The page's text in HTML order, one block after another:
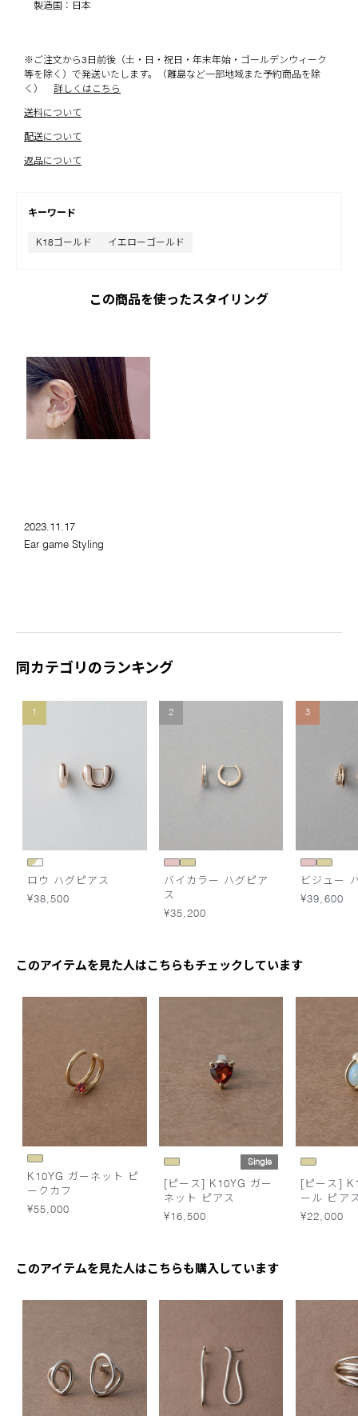
製造国：日本
※ご注文から3日前後（土・日・祝日・年末年始・ゴールデンウィーク
等を除く）で発送いたします。（離島など一部地域また予約商品を除
く）
詳しくはこちら
送料について
配送について
返品について
キーワード
K18ゴールド イエローゴールド
この商品を使ったスタイリング
2023.11.17
Ear game Styling
同カテゴリのランキング
1
ロウ ハグピアス
¥38,500
2
バイカラー ハグピア
ス
¥35,200
3
ビジュー
¥39,600
このアイテムを見た人はこちらもチェックしています
K10YG ガーネット ピ
ークカフ
¥55,000
Single
[ピース] K10YG ガー
ネット ピアス
¥16,500
[ピース]
ール ピア
¥22,000
このアイテムを見た人はこちらも購入しています